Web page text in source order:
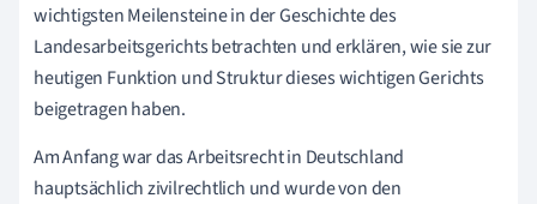
wichtigsten Meilensteine in der Geschichte des
Landesarbeitsgerichts betrachten und erklären, wie sie zur
heutigen Funktion und Struktur dieses wichtigen Gerichts
beigetragen haben.
Am Anfang war das Arbeitsrecht in Deutschland
hauptsächlich zivilrechtlich und wurde von den